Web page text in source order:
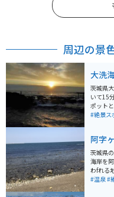
周辺の景
大洗
茨城県
いて15
ポット
ので暖
#絶景ス
阿字
茨城県
海岸を
わfれる
います
#温泉#